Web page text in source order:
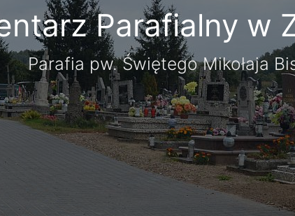
Parafialny w
Parafia pw. Świętego Mikołaja